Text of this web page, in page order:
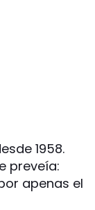
1958.
preveía:
apenas el